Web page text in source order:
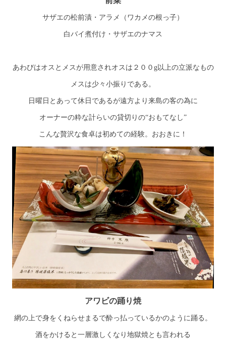
サザエの松前漬・アラメ（ワカメの根っ子）
白バイ煮付け・サザエのナマス
あわびはオスとメスが用意されオスは２００g以上の立派なもの
メスは少々小振りである。
日曜日とあって休日であるが遠方より来島の客の為に
オーナーの粋な計らいの貸切りの“おもてなし”
こんな贅沢な食卓は初めての経験。おおきに！
アワビの踊り焼
網の上で身をくねらせまるで酔っ払っているかのように踊る。
酒をかけると一層激しくなり地獄焼とも言われる